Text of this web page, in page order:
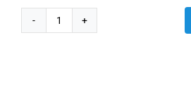
Skjermende